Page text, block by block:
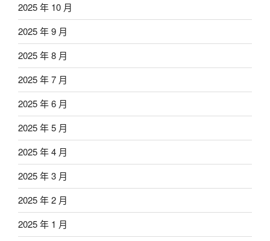
2025 年 10 月
2025 年 9 月
2025 年 8 月
2025 年 7 月
2025 年 6 月
2025 年 5 月
2025 年 4 月
2025 年 3 月
2025 年 2 月
2025 年 1 月